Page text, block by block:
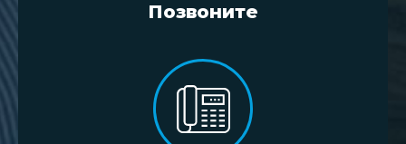
Позвоните